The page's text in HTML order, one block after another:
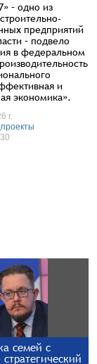
– одно из
предприятий
– подвело
в федеральном
и
экономика».
г.
семей с